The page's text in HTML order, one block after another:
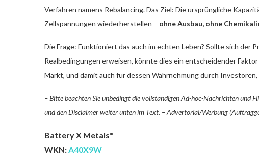
Verfahren namens Rebalancing. Das Ziel: Die ursprüngliche
Zellspannungen wiederherstellen – ohne Ausbau, ohne
Die Frage: Funktioniert das auch im echten Leben? Sollte sich der
Realbedingungen erweisen, könnte dies ein entscheidender
Markt, und damit auch für dessen Wahrnehmung durch
– Bitte beachten Sie unbedingt die vollständigen Ad-hoc-Nachrichten und
und den Disclaimer weiter unten im Text. –Advertorial/Werbung
Battery X Metals*
WKN:A40X9W